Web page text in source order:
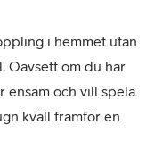
i hemmet utan
Oavsett om du har
ensam och vill spela
kväll framför en